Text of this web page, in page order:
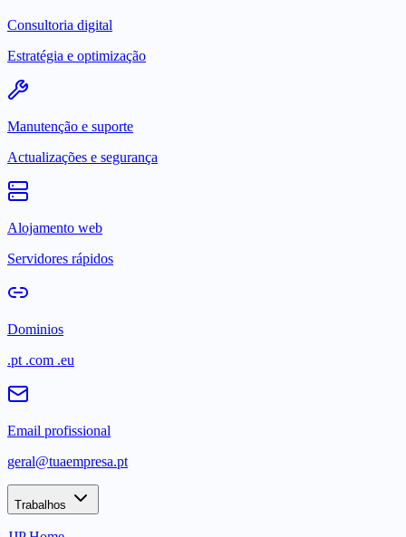
Consultoria digital
Estratégia e optimização
Manutenção e suporte
Actualizações e segurança
Alojamento web
Servidores rápidos
Dominios
.pt .com .eu
Email profissional
geral@tuaempresa.pt
Trabalhos